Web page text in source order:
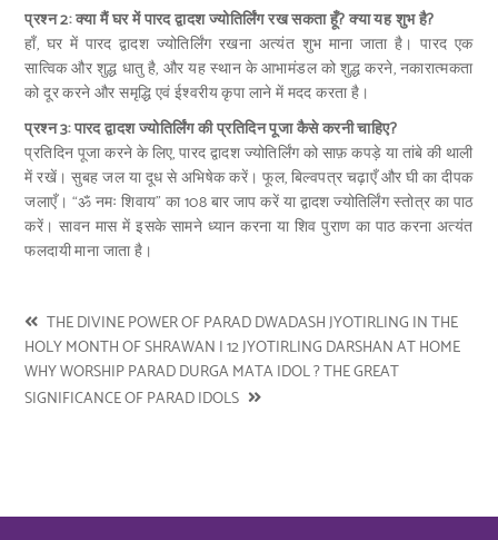
प्रश्न 2: क्या मैं घर में पारद द्वादश ज्योतिर्लिंग रख सकता हूँ? क्या यह शुभ है?
हाँ, घर में पारद द्वादश ज्योतिर्लिंग रखना अत्यंत शुभ माना जाता है। पारद एक
सात्विक और शुद्ध धातु है, और यह स्थान के आभामंडल को शुद्ध करने, नकारात्मकता
को दूर करने और समृद्धि एवं ईश्वरीय कृपा लाने में मदद करता है।
प्रश्न 3: पारद द्वादश ज्योतिर्लिंग की प्रतिदिन पूजा कैसे करनी चाहिए?
प्रतिदिन पूजा करने के लिए, पारद द्वादश ज्योतिर्लिंग को साफ़ कपड़े या तांबे की थाली
में रखें। सुबह जल या दूध से अभिषेक करें। फूल, बिल्वपत्र चढ़ाएँ और घी का दीपक
जलाएँ। “ॐ नमः शिवाय” का 108 बार जाप करें या द्वादश ज्योतिर्लिंग स्तोत्र का पाठ
करें। सावन मास में इसके सामने ध्यान करना या शिव पुराण का पाठ करना अत्यंत
फलदायी माना जाता है।
THE DIVINE POWER OF PARAD DWADASH JYOTIRLING IN THE
HOLY MONTH OF SHRAWAN | 12 JYOTIRLING DARSHAN AT HOME
WHY WORSHIP PARAD DURGA MATA IDOL ? THE GREAT
SIGNIFICANCE OF PARAD IDOLS